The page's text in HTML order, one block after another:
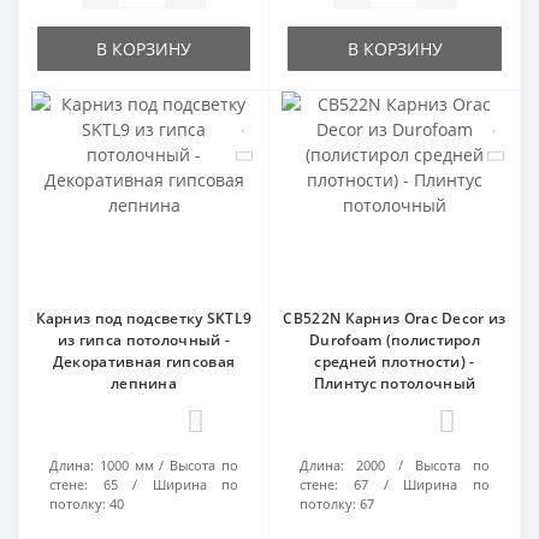
В КОРЗИНУ В КОРЗИНУ
Карниз под подсветку SKTL9
из гипса потолочный -
Декоративная гипсовая
лепнина
Длина: 1000 мм
Высота по
стене:
65
Ширина по
потолку: 40
CB522N Карниз Orac Decor из
Durofoam (полистирол
средней плотности) -
Плинтус потолочный
Длина: 2000
Высота по
стене:
67
Ширина по
потолку: 67